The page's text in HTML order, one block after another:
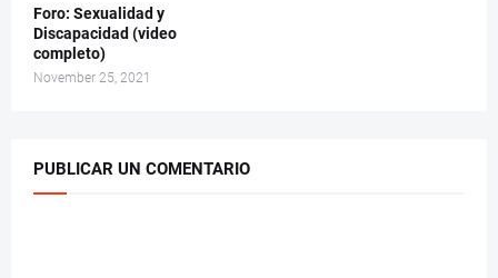
Foro: Sexualidad y
Discapacidad (video
completo)
November 25, 2021
PUBLICAR UN COMENTARIO